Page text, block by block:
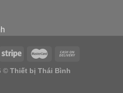
© Thiết bị Thái Bình